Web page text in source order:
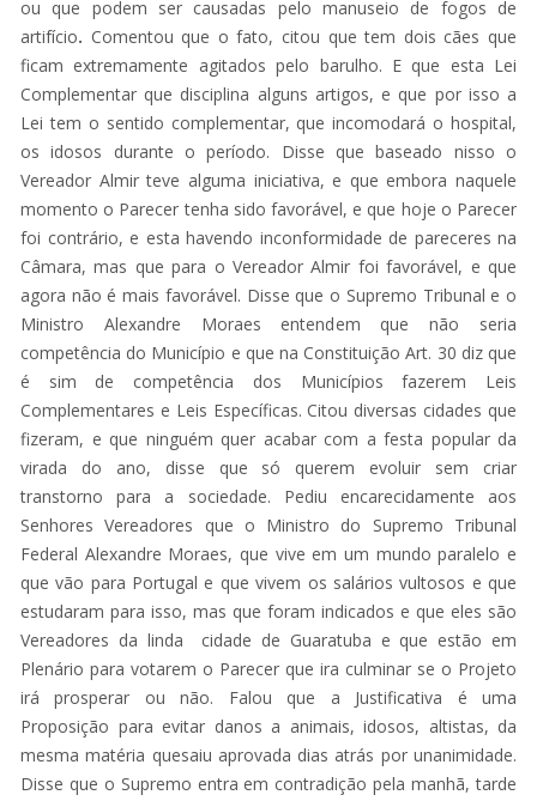
ou que podem ser causadas pelo manuseio de fogos de
artifício. Comentou que o fato, citou que tem dois cães que
ficam extremamente agitados pelo barulho. E que esta Lei
Complementar que disciplina alguns artigos, e que por isso a
Lei tem o sentido complementar, que incomodará o hospital,
os idosos durante o período. Disse que baseado nisso o
Vereador Almir teve alguma iniciativa, e que embora naquele
momento o Parecer tenha sido favorável, e que hoje o Parecer
foi contrário, e esta havendo inconformidade de pareceres na
Câmara, mas que para o Vereador Almir foi favorável, e que
agora não é mais favorável. Disse que o Supremo Tribunal e o
Ministro Alexandre Moraes entendem que não seria
competência do Município e que na Constituição Art. 30 diz que
é sim de competência dos Municípios fazerem Leis
Complementares e Leis Específicas. Citou diversas cidades que
fizeram, e que ninguém quer acabar com a festa popular da
virada do ano, disse que só querem evoluir sem criar
transtorno para a sociedade. Pediu encarecidamente aos
Senhores Vereadores que o Ministro do Supremo Tribunal
Federal Alexandre Moraes, que vive em um mundo paralelo e
que vão para Portugal e que vivem os salários vultosos e que
estudaram para isso, mas que foram indicados e que eles são
Vereadores da linda cidade de Guaratuba e que estão em
Plenário para votarem o Parecer que ira culminar se o Projeto
irá prosperar ou não. Falou que a Justificativa é uma
Proposição para evitar danos a animais, idosos, altistas, da
mesma matéria quesaiu aprovada dias atrás por unanimidade.
Disse que o Supremo entra em contradição pela manhã, tarde